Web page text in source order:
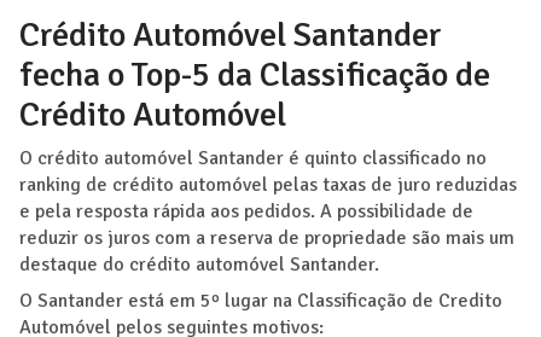
Crédito Automóvel Santander
fecha o Top-5 da Classificação de
Crédito Automóvel
O crédito automóvel Santander é quinto classificado no
ranking de crédito automóvel pelas taxas de juro reduzidas
e pela resposta rápida aos pedidos. A possibilidade de
reduzir os juros com a reserva de propriedade são mais um
destaque do crédito automóvel Santander.
O Santander está em 5º lugar na Classificação de Credito
Automóvel pelos seguintes motivos: